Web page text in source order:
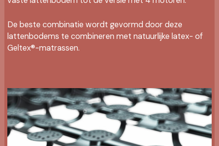
De beste combinatie wordt gevormd door deze
lattenbodems te combineren met natuurlijke latex- of
Geltex®-matrassen.